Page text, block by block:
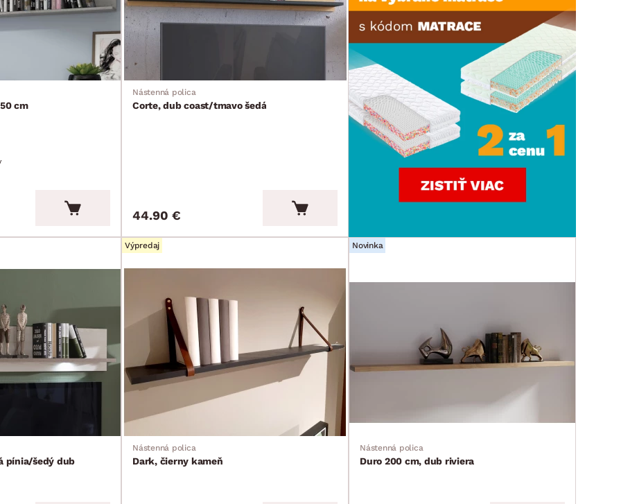
cm
Nástenná polica
Corte, dub coast/tmavo šedá
44.90 €
pínia/šedý dub
Výpredaj
Nástenná polica
Dark, čierny kameň
Novinka
Nástenná polica
Duro 200 cm, dub riviera